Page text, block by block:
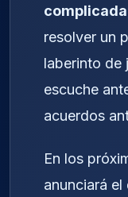
complicada
resolver un
laberinto de
escuche
acuerdos
En los
anunciará